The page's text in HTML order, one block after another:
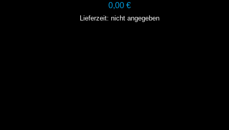
0,00 €
Lieferzeit: nicht angegeben